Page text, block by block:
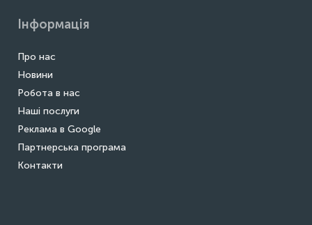
Інформація
Про нас
Новини
Робота в нас
Наші послуги
Реклама в Google
Партнерська програма
Контакти